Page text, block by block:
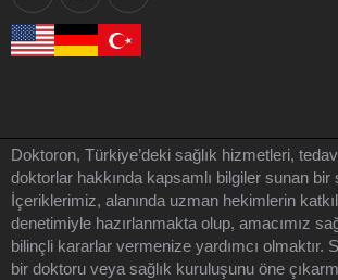
Doktoron, Türkiye’deki sağlık hizmetleri,
doktorlar hakkında kapsamlı bilgiler sunan bir
İçeriklerimiz, alanında uzman hekimlerin
denetimiyle hazırlanmakta olup, amacımız
bilinçli kararlar vermenize yardımcı olmaktır.
bir doktoru veya sağlık kuruluşunu öne